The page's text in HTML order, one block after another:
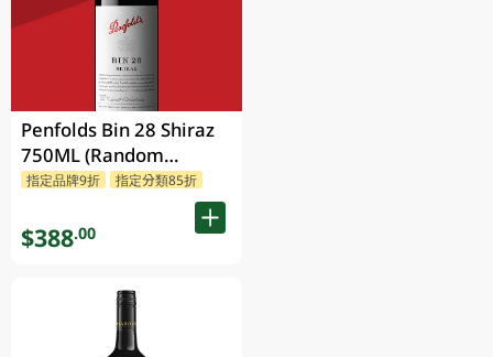
Penfolds Bin 28 Shiraz
750ML (Random
Packaging)
指定品牌9折 指定分類85折
$388.00